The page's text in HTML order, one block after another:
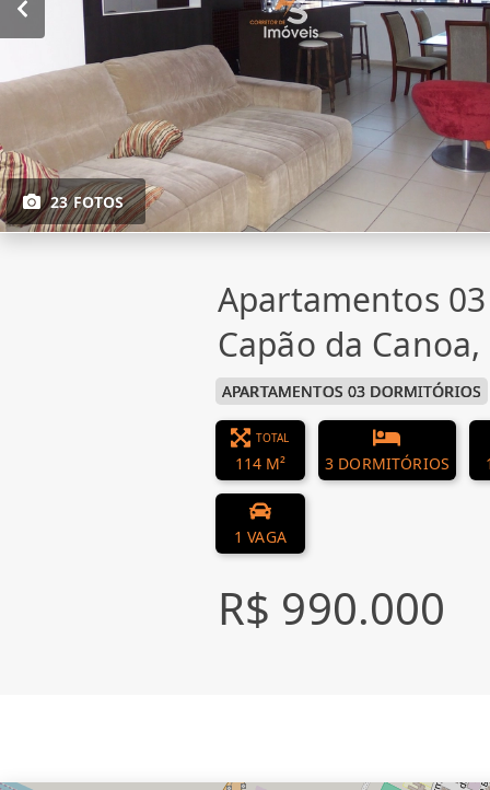
23 FOTOS
Apartamentos
Capão da Canoa,
APARTAMENTOS 03 DORMITÓRIOS
TOTAL
114 M² 3 DORMITÓRIOS
1 VAGA
R$ 990.000